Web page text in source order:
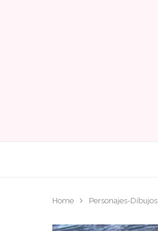
Home Personajes-Dibujos